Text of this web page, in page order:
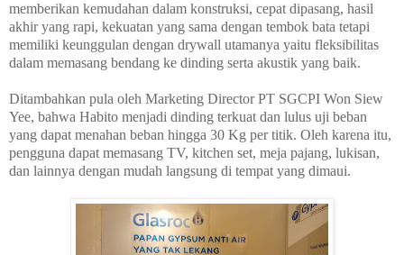
memberikan kemudahan dalam konstruksi, cepat dipasang, hasil
akhir yang rapi, kekuatan yang sama dengan tembok bata tetapi
memiliki keunggulan dengan drywall utamanya yaitu fleksibilitas
dalam memasang bendang ke dinding serta akustik yang baik.
Ditambahkan pula oleh Marketing Director PT SGCPI Won Siew
Yee, bahwa Habito menjadi dinding terkuat dan lulus uji beban
yang dapat menahan beban hingga 30 Kg per titik. Oleh karena itu,
pengguna dapat memasang TV, kitchen set, meja pajang, lukisan,
dan lainnya dengan mudah langsung di tempat yang dimaui.